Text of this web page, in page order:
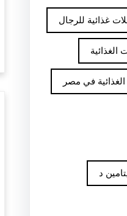
غذائية للرجال
في مصر
د